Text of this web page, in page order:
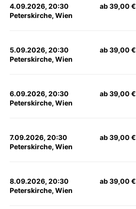
4.09.2026, 20:30
Peterskirche, Wien
ab 39,00 €
5.09.2026, 20:30
Peterskirche, Wien
ab 39,00 €
6.09.2026, 20:30
Peterskirche, Wien
ab 39,00 €
7.09.2026, 20:30
Peterskirche, Wien
ab 39,00 €
8.09.2026, 20:30
Peterskirche, Wien
ab 39,00 €